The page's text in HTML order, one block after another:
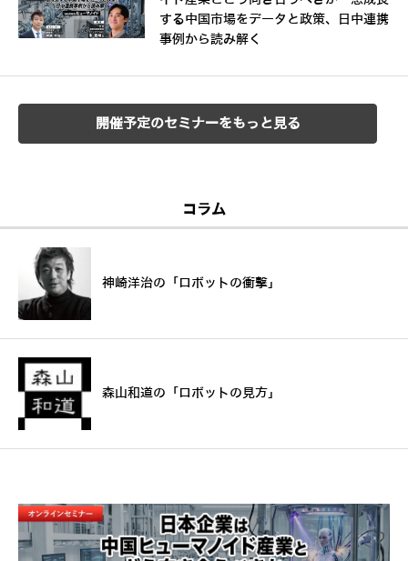
する中国市場をデータと政策、日中連携
事例から読み解く
開催予定のセミナーをもっと見る
コラム
神崎洋治の「ロボットの衝撃」
森山和道の「ロボットの見方」